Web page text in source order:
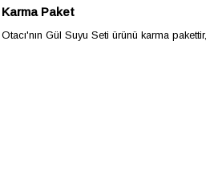
Karma Paket
Otacı'nın Gül Suyu Seti ürünü karma